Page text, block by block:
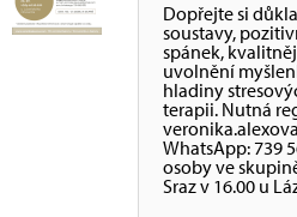
Dopřejte si
soustavy,
spánek,
uvolnění
hladiny
terapii. Nutná
WhatsApp: 739
osoby ve
Sraz v 16.00 u